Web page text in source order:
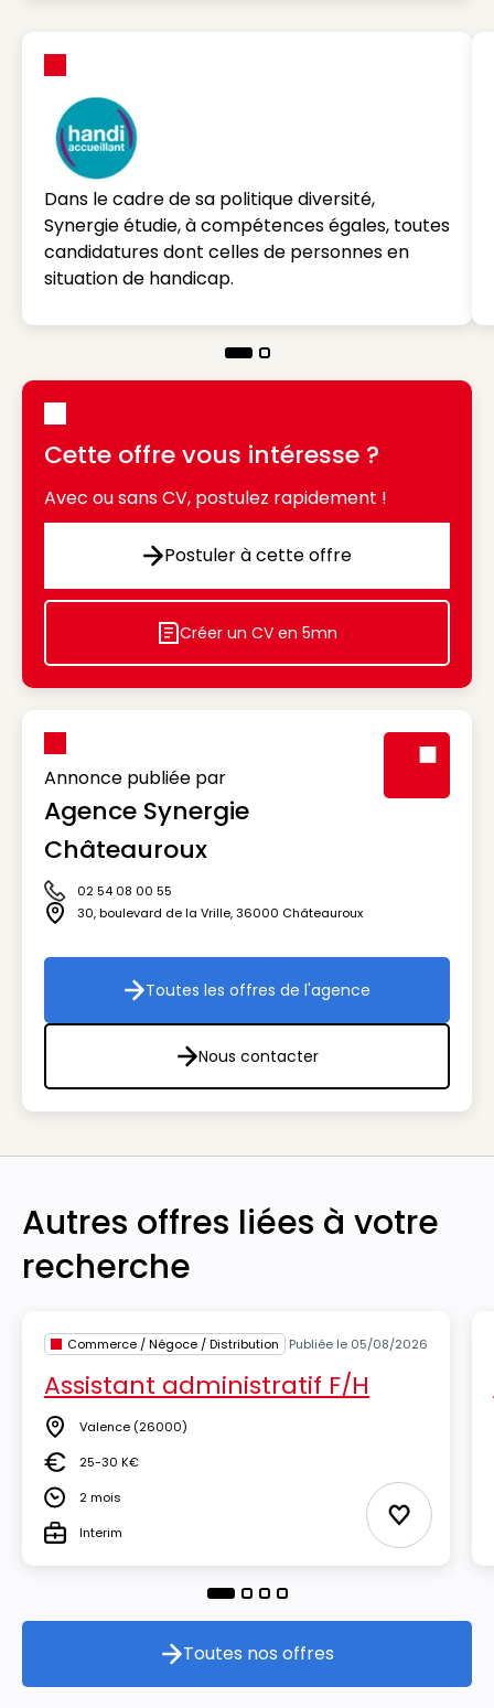
Dans le cadre de sa politique diversité,
Synergie étudie, à compétences égales, toutes
candidatures dont celles de personnes en
situation de handicap.
Cette offre vous intéresse ?
Avec ou sans CV, postulez rapidement !
Postuler à cette offre
Postuler à cette offre
Icon decorative
Créer un CV en 5mn
Annonce publiée par
Agence Synergie
Châteauroux
Icône téléphone
02 54 08 00 55
Icône adresse
30, boulevard de la Vrille,36000 Châteauroux
Toutes les offres de l'agence
Toutes les offres de l'agence
Nous contacter
Nous contacter
Autres offres liées à votre
recherche
Commerce / Négoce / Distribution Publiée le 05/08/2026
Assistant administratif F/H
Lieu Valence (26000)
Salaire25-30 K€
Durée2 mois
TypeInterim Ajouter
Toutes nos offres
Toutes nos offres